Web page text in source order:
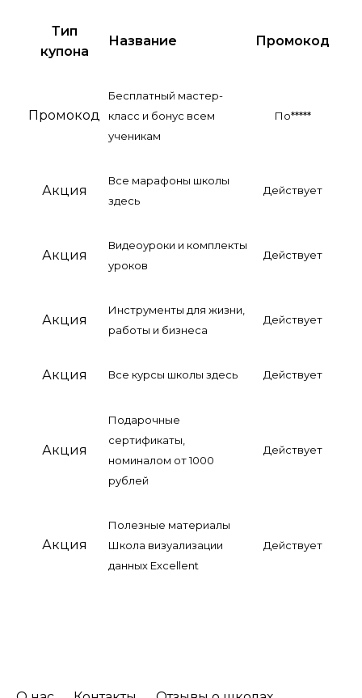
Тип
купона
Название Промокод
Промокод
Бесплатный мастер-
класс и бонус всем
ученикам
По*****
Акция
Все марафоны школы
здесь
Действует
Акция
Видеоуроки и комплекты
уроков
Действует
Акция
Инструменты для жизни,
работы и бизнеса
Действует
Акция Все курсы школы здесь Действует
Акция
Подарочные
сертификаты,
номиналом от 1000
рублей
Действует
Акция
Полезные материалы
Школа визуализации
данных Excellent
Действует